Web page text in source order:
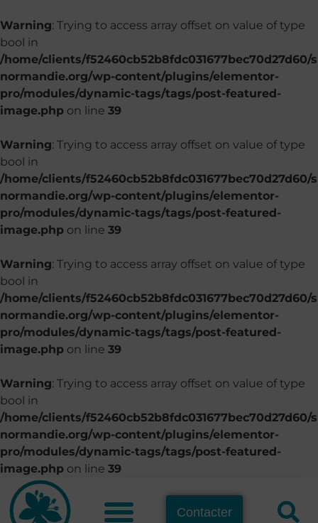
Warning: Trying to access array offset on value of type
bool in
/home/clients/f52460cb52b8fdc031677bec70d27d60/
normandie.org/wp-content/plugins/elementor-
pro/modules/dynamic-tags/tags/post-featured-
image.php on line 39
Warning: Trying to access array offset on value of type
bool in
/home/clients/f52460cb52b8fdc031677bec70d27d60/
normandie.org/wp-content/plugins/elementor-
pro/modules/dynamic-tags/tags/post-featured-
image.php on line 39
Warning: Trying to access array offset on value of type
bool in
/home/clients/f52460cb52b8fdc031677bec70d27d60/
normandie.org/wp-content/plugins/elementor-
pro/modules/dynamic-tags/tags/post-featured-
image.php on line 39
Warning: Trying to access array offset on value of type
bool in
/home/clients/f52460cb52b8fdc031677bec70d27d60/
normandie.org/wp-content/plugins/elementor-
pro/modules/dynamic-tags/tags/post-featured-
image.php on line 39
Contacter